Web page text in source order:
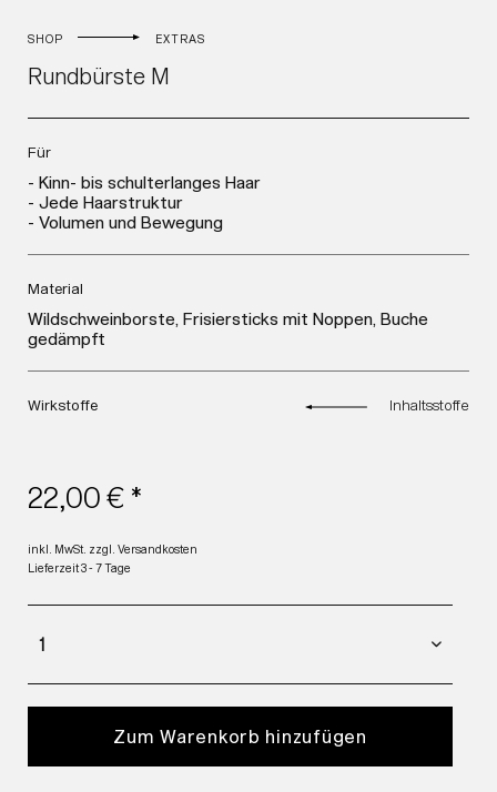
SHOP EXTRAS
Rundbürste M
Für
- Kinn- bis schulterlanges Haar
- Jede Haarstruktur
- Volumen und Bewegung
Material
Wildschweinborste, Frisiersticks mit Noppen, Buche
gedämpft
Wirkstoffe Inhaltsstoffe
22,00 € *
inkl. MwSt. zzgl. Versandkosten
Lieferzeit 3 - 7 Tage
Zum Warenkorb hinzufügen